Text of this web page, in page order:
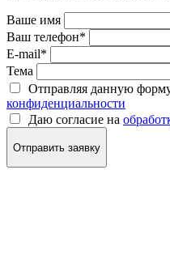
Ваше имя
Ваш телефон*
E-mail*
Тема
Отправляя данную
конфиденциальности
Даю согласие на
Отправить заявку